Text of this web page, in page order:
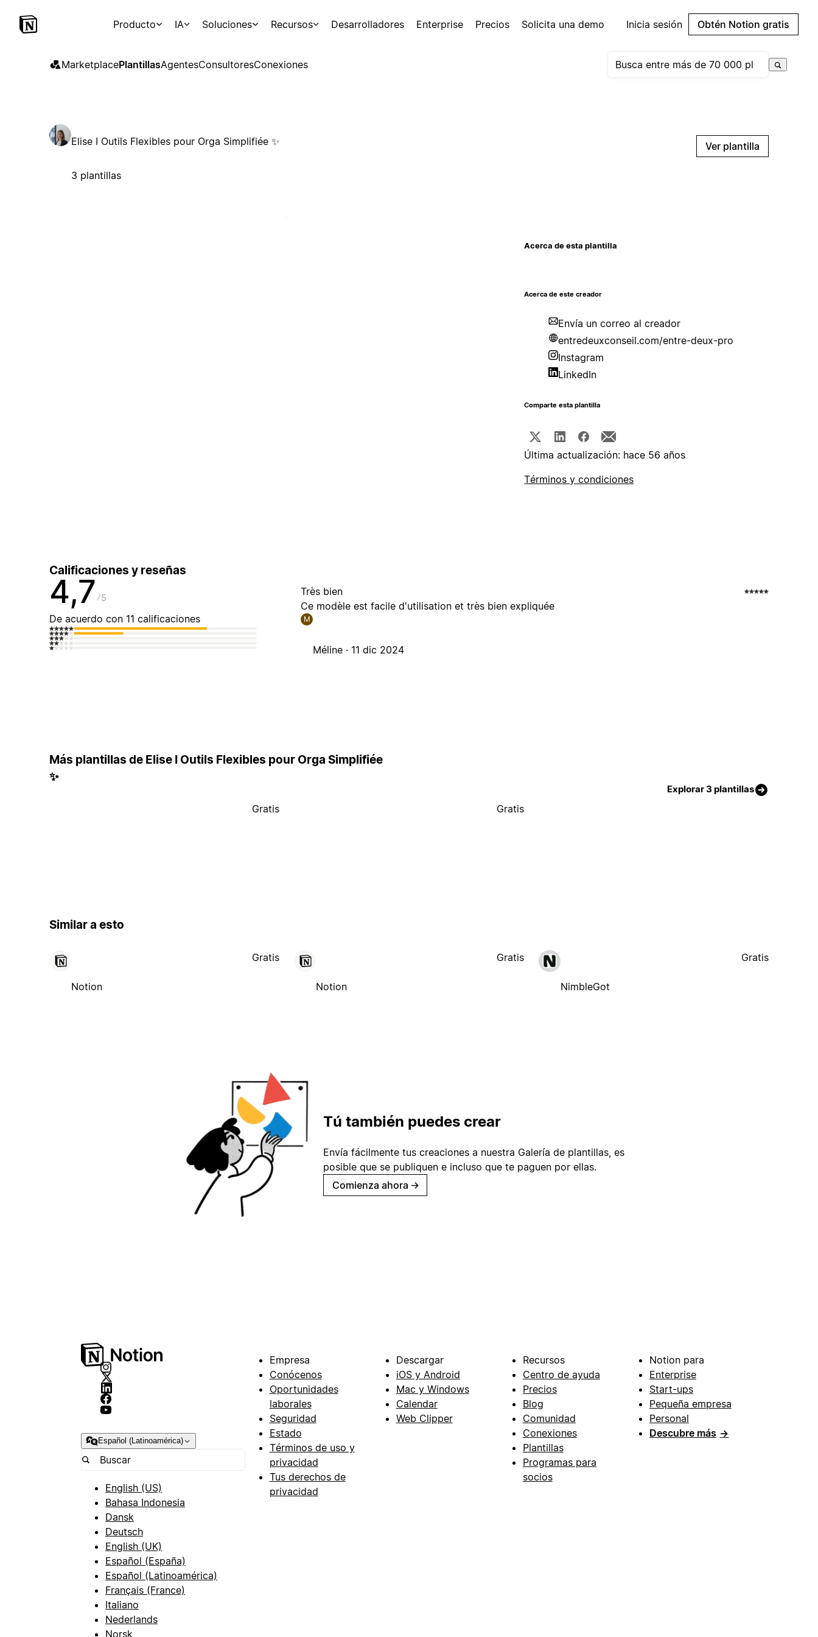
Producto IA Soluciones Recursos Desarrolladores Enterprise Precios Solicita una demo Inicia sesión Obtén Notion gratis
MarketplacePlantillasAgentesConsultoresConexiones
Elise I Outils Flexibles pour Orga Simplifiée ✨
3 plantillas
Ver plantilla
Acerca de esta plantilla
Acerca de este creador
Envía un correo al creador
entredeuxconseil.com/entre-deux-pro
Instagram
LinkedIn
Comparte esta plantilla
Última actualización: hace 56 años
Términos y condiciones
Calificaciones y reseñas
4,7 5
De acuerdo con 11 calificaciones
Très bien
Ce modèle est facile d'utilisation et très bien expliquée
M
Méline · 11 dic 2024
Más plantillas de Elise I Outils Flexibles pour Orga Simplifiée
✨
Explorar 3 plantillas
Gratis Gratis
Similar a esto
Notion
Gratis
Notion
Gratis
NimbleGot
Gratis
Tú también puedes crear
Envía fácilmente tus creaciones a nuestra Galería de plantillas, es
posible que se publiquen e incluso que te paguen por ellas.
Comienza ahora →
Español (Latinoamérica)
English (US)
Bahasa Indonesia
Dansk
Deutsch
English (UK)
Español (España)
Español (Latinoamérica)
Français (France)
Italiano
Nederlands
Norsk
Empresa
Conócenos
Oportunidades
laborales
Seguridad
Estado
Términos de uso y
privacidad
Tus derechos de
privacidad
Descargar
iOS y Android
Mac y Windows
Calendar
Web Clipper
Recursos
Centro de ayuda
Precios
Blog
Comunidad
Conexiones
Plantillas
Programas para
socios
Notion para
Enterprise
Start-ups
Pequeña empresa
Personal
Descubre más →